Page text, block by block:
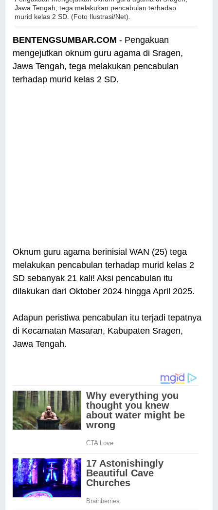
Jawa Tengah, tega melakukan pencabulan terhadap
murid kelas 2 SD. (Foto Ilustrasi/Net).
BENTENGSUMBAR.COM - Pengakuan
mengejutkan oknum guru agama di Sragen,
Jawa Tengah, tega melakukan pencabulan
terhadap murid kelas 2 SD.
Oknum guru agama berinisial WAN (25) tega
melakukan pencabulan terhadap murid kelas 2
SD sebanyak 21 kali! Aksi pencabulan itu
dilakukan dari Oktober 2024 hingga April 2025.
Adapun peristiwa pencabulan itu terjadi tepatnya
di Kecamatan Masaran, Kabupaten Sragen,
Jawa Tengah.